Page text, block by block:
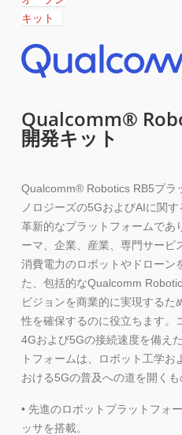
キット
Qualcomm®
開発キット
Qualcomm® Robotics RB5プラ
ノロジーズの5GおよびAIに関
革新的なプラットフォームであ
ーマ、企業、産業、専門サービ
消費電力のロボットやドローン
た、包括的なQualcomm
ビジョンを商業的に実現するた
性を確保するのに役立ちます。
4Gおよび5Gの接続速度を備え
トフォームは、ロボット工学
おける5Gの普及への道を開くも
• 先進のロボットプラットフォ
ッサを搭載。